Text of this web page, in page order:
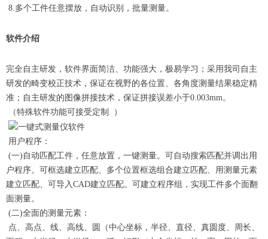
8.多个工件任意摆放，自动识别，批量测量。
软件介绍
完全自主研发，软件界面简洁、功能强大，极易学习；采用我司自主
研发的畸变校正技术，保证在视野的各位置、各角度测量结果稳定精
准；自主研发的图像拼接技术，保证拼接误差小于0.003mm。
（特殊软件功能可接受定制 ）
用户程序：
(一)自动匹配工件，任意放置，一键测量。可自动搜索匹配并调出用
户程序。可框选建立匹配、多个位置框选组合建立匹配、用测量元素
建立匹配、可导入CAD建立匹配。可建立程序组，实现工件多个面翻
面测量。
(二)全面的测量元素：
点、高点、线、高线、圆（中心坐标，半径、直径、真圆度、周长、